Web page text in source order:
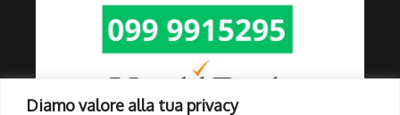
Diamo valore alla tua privacy